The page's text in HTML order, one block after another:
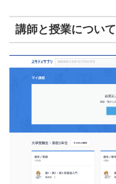
講師と授業について